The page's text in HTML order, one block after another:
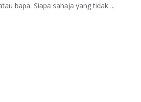
bapa. Siapa sahaja yang tidak ...